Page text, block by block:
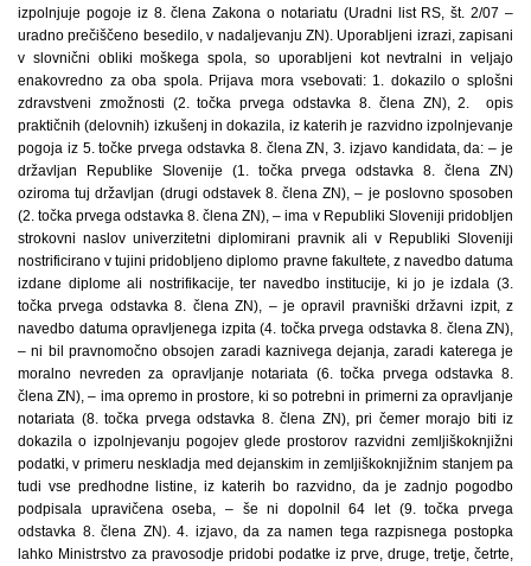
izpolnjuje pogoje iz 8. člena Zakona o notariatu (Uradni list RS, št. 2/07 –
uradno prečiščeno besedilo, v nadaljevanju ZN). Uporabljeni izrazi, zapisani
v slovnični obliki moškega spola, so uporabljeni kot nevtralni in veljajo
enakovredno za oba spola. Prijava mora vsebovati: 1. dokazilo o splošni
zdravstveni zmožnosti (2. točka prvega odstavka 8. člena ZN), 2. opis
praktičnih (delovnih) izkušenj in dokazila, iz katerih je razvidno izpolnjevanje
pogoja iz 5. točke prvega odstavka 8. člena ZN, 3. izjavo kandidata, da: – je
državljan Republike Slovenije (1. točka prvega odstavka 8. člena ZN)
oziroma tuj državljan (drugi odstavek 8. člena ZN), – je poslovno sposoben
(2. točka prvega odstavka 8. člena ZN), – ima v Republiki Sloveniji pridobljen
strokovni naslov univerzitetni diplomirani pravnik ali v Republiki Sloveniji
nostrificirano v tujini pridobljeno diplomo pravne fakultete, z navedbo datuma
izdane diplome ali nostrifikacije, ter navedbo institucije, ki jo je izdala (3.
točka prvega odstavka 8. člena ZN), – je opravil pravniški državni izpit, z
navedbo datuma opravljenega izpita (4. točka prvega odstavka 8. člena ZN),
– ni bil pravnomočno obsojen zaradi kaznivega dejanja, zaradi katerega je
moralno nevreden za opravljanje notariata (6. točka prvega odstavka 8.
člena ZN), – ima opremo in prostore, ki so potrebni in primerni za opravljanje
notariata (8. točka prvega odstavka 8. člena ZN), pri čemer morajo biti iz
dokazila o izpolnjevanju pogojev glede prostorov razvidni zemljiškoknjižni
podatki, v primeru neskladja med dejanskim in zemljiškoknjižnim stanjem pa
tudi vse predhodne listine, iz katerih bo razvidno, da je zadnjo pogodbo
podpisala upravičena oseba, – še ni dopolnil 64 let (9. točka prvega
odstavka 8. člena ZN). 4. izjavo, da za namen tega razpisnega postopka
lahko Ministrstvo za pravosodje pridobi podatke iz prve, druge, tretje, četrte,